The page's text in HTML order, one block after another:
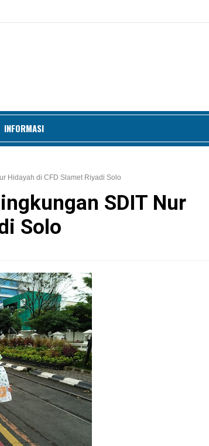
INFORMASI
Hidayah di CFD Slamet Riyadi Solo
SDIT Nur
Solo